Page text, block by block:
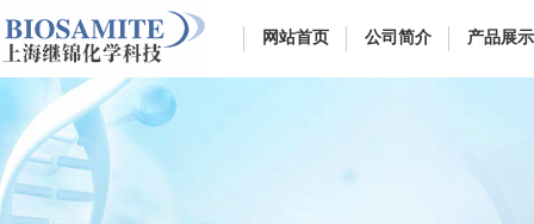
网站首页 公司简介 产品展示